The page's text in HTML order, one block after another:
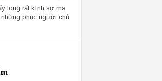
lòng rất kính sợ mà
những phục người chủ